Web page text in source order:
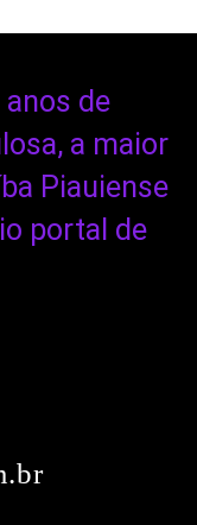
de
a maior
Piauiense
portal de